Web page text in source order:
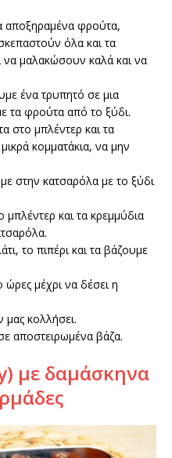
αποξηραμένα φρούτα,
όλα και τα
να μαλακώσουν καλά και να
ένα τρυπητό σε μια
τα φρούτα από το ξύδι.
στο μπλέντερ και τα
κομματάκια, να μην
στην κατσαρόλα με το ξύδι
και τα κρεμμύδια
το πιπέρι και τα βάζουμε
μέχρι να δέσει η
κολλήσει.
αποστειρωμένα βάζα.
με δαμάσκηνα